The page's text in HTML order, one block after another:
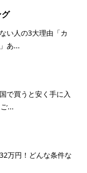
い人の3大理由「カ
あ...
で買うと安く手に入
...
万円！どんな条件な